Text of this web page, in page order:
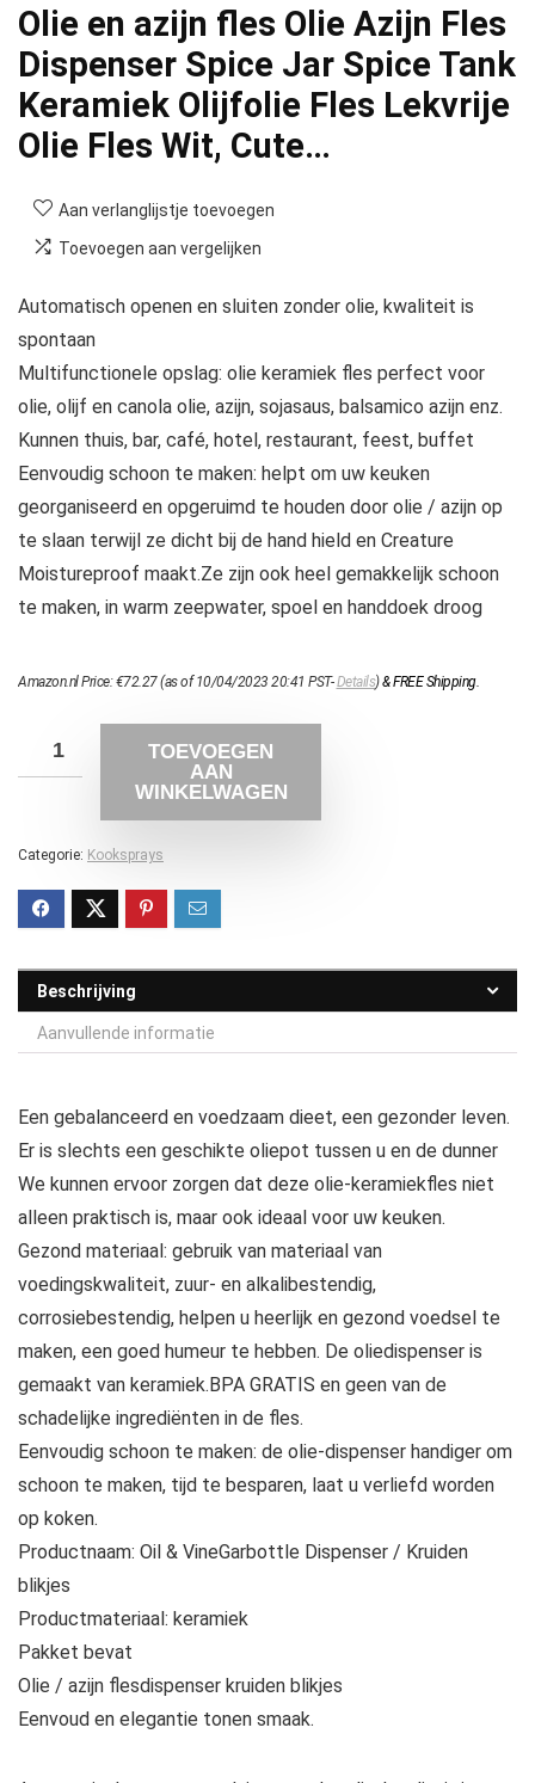
Olie en azijn fles Olie Azijn Fles
Dispenser Spice Jar Spice Tank
Keramiek Olijfolie Fles Lekvrije
Olie Fles Wit, Cute…
Aan verlanglijstje toevoegen
Toevoegen aan vergelijken
Automatisch openen en sluiten zonder olie, kwaliteit is
spontaan
Multifunctionele opslag: olie keramiek fles perfect voor
olie, olijf en canola olie, azijn, sojasaus, balsamico azijn enz.
Kunnen thuis, bar, café, hotel, restaurant, feest, buffet
Eenvoudig schoon te maken: helpt om uw keuken
georganiseerd en opgeruimd te houden door olie / azijn op
te slaan terwijl ze dicht bij de hand hield en Creature
Moistureproof maakt.Ze zijn ook heel gemakkelijk schoon
te maken, in warm zeepwater, spoel en handdoek droog
Amazon.nl Price:€72.27(as of 10/04/2023 20:41 PST-Details)&FREE Shipping.
TOEVOEGEN
AAN
WINKELWAGEN
Categorie: Kooksprays
Beschrijving
Aanvullende informatie
Een gebalanceerd en voedzaam dieet, een gezonder leven.
Er is slechts een geschikte oliepot tussen u en de dunner
We kunnen ervoor zorgen dat deze olie-keramiekfles niet
alleen praktisch is, maar ook ideaal voor uw keuken.
Gezond materiaal: gebruik van materiaal van
voedingskwaliteit, zuur- en alkalibestendig,
corrosiebestendig, helpen u heerlijk en gezond voedsel te
maken, een goed humeur te hebben. De oliedispenser is
gemaakt van keramiek.BPA GRATIS en geen van de
schadelijke ingrediënten in de fles.
Eenvoudig schoon te maken: de olie-dispenser handiger om
schoon te maken, tijd te besparen, laat u verliefd worden
op koken.
Productnaam: Oil & VineGarbottle Dispenser / Kruiden
blikjes
Productmateriaal: keramiek
Pakket bevat
Olie / azijn flesdispenser kruiden blikjes
Eenvoud en elegantie tonen smaak.